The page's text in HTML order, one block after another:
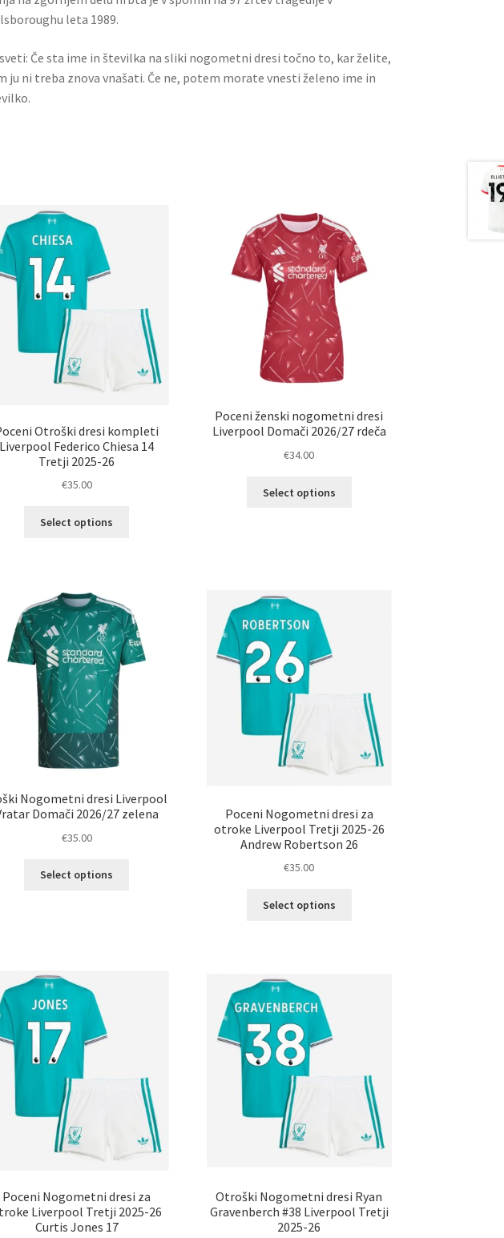
leta 1989.
Če sta ime in številka na sliki nogometni dresi točno to, kar želite,
ju ni treba znova vnašati. Če ne, potem morate vnesti želeno ime in
Otroški dresi kompleti
Liverpool Federico Chiesa 14
Tretji 2025-26
€35.00
Select options
lahko
izberete
na
Poceni ženski nogometni dresi
Liverpool Domači 2026/27 rdeča
€34.00
Select options
Nogometni dresi Liverpool
Domači 2026/27 zelena
€35.00
Select options
Poceni Nogometni dresi za
otroke Liverpool Tretji 2025-26
Andrew Robertson 26
€35.00
Select options
izdelka
Poceni Nogometni dresi za
Liverpool Tretji 2025-26
Curtis Jones 17
Otroški Nogometni dresi Ryan
Gravenberch #38 Liverpool Tretji
2025-26